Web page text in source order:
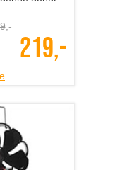
,-
219,-